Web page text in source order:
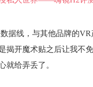
据线，与其他品牌的
揭开魔术贴之后让我不
就给弄丢了。